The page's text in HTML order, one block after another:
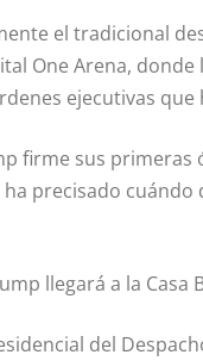
el tradicional
One Arena,
ejecutivas
firme sus
precisado
llegará a la
del